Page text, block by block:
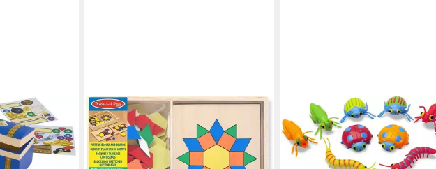
aus Holz
Aufkleber),